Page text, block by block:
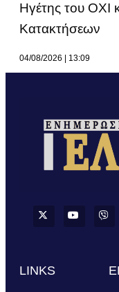
Ηγέτης του ΟΧΙ
Κατακτήσεων
04/08/2026 13:09
LINKS